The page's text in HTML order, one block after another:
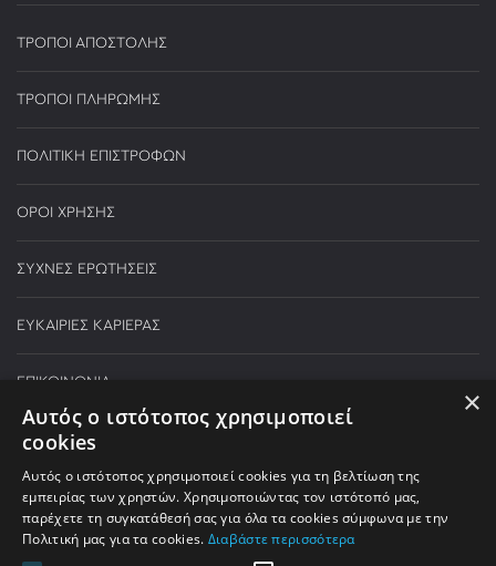
ΤΡΟΠΟΙ ΑΠΟΣΤΟΛΗΣ
ΤΡΟΠΟΙ ΠΛΗΡΩΜΗΣ
ΠΟΛΙΤΙΚΗ ΕΠΙΣΤΡΟΦΩΝ
ΟΡΟΙ ΧΡΗΣΗΣ
ΣΥΧΝΕΣ ΕΡΩΤΗΣΕΙΣ
ΕΥΚΑΙΡΙΕΣ ΚΑΡΙΕΡΑΣ
ΕΠΙΚΟΙΝΩΝΙΑ
210 590 5000
ΔΕΥΤΕΡΑ - ΠΑΡΑΣΚΕΥΗ:
9:00 - 21:00
×
Αυτός ο ιστότοπος χρησιμοποιεί
cookies
Αυτός ο ιστότοπος χρησιμοποιεί cookies για τη βελτίωση της
εμπειρίας των χρηστών. Χρησιμοποιώντας τον ιστότοπό μας,
παρέχετε τη συγκατάθεσή σας για όλα τα cookies σύμφωνα με την
Πολιτική μας για τα cookies. Διαβάστε περισσότερα